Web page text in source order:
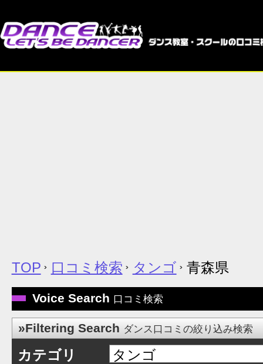
TOP 口コミ検索 タンゴ 青森県
Voice Search 口コミ検索
»Filtering Search ダンス口コミの絞り込み検索
カテゴリ